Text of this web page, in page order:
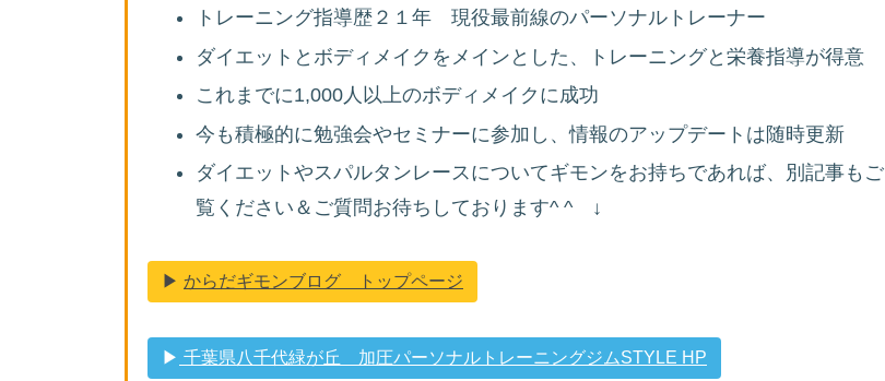
トレーニング指導歴２１年 現役最前線のパーソナルトレーナー
ダイエットとボディメイクをメインとした、トレーニングと栄養指導が得意
これまでに1,000人以上のボディメイクに成功
今も積極的に勉強会やセミナーに参加し、情報のアップデートは随時更新
ダイエットやスパルタンレースについてギモンをお持ちであれば、別記事もご
覧ください＆ご質問お待ちしております^ ^ ↓
▶︎ からだギモンブログ トップページ
▶︎ 千葉県八千代緑が丘 加圧パーソナルトレーニングジムSTYLE HP